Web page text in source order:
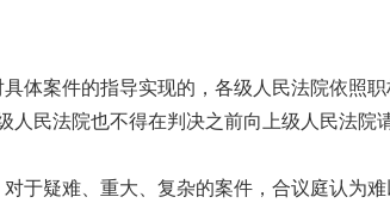
体案件的指导实现的，各级人民法院依照
民法院也不得在判决之前向上级人民法院请
于疑难、重大、复杂的案件，合议庭认为